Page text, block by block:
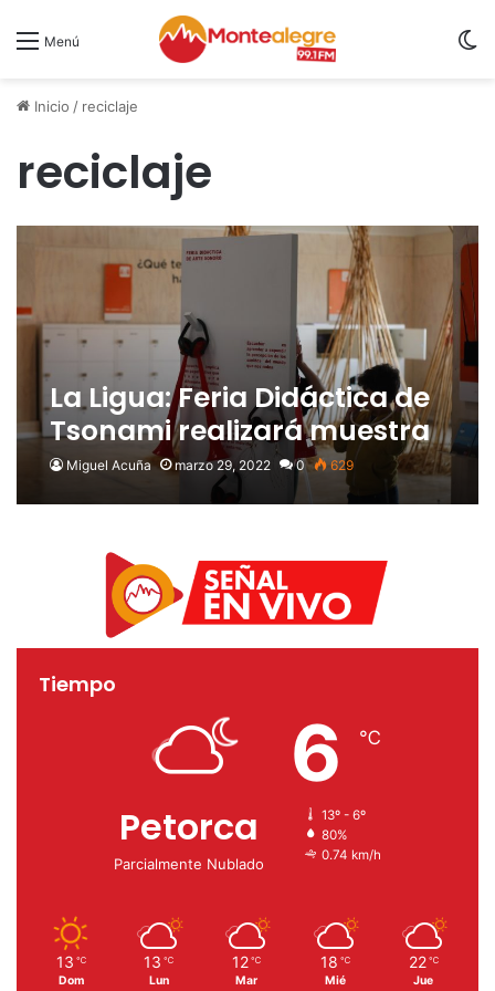
Menú
Inicio / reciclaje
reciclaje
La Ligua: Feria Didáctica de
Tsonami realizará muestra
itinerante
Miguel Acuña marzo 29, 2022 0 629
Tiempo
Petorca
Parcialmente Nublado
6 ℃
13º - 6º
80%
0.74 km/h
13 ℃
Dom
13 ℃
Lun
12 ℃
Mar
18 ℃
Mié
22 ℃
Jue